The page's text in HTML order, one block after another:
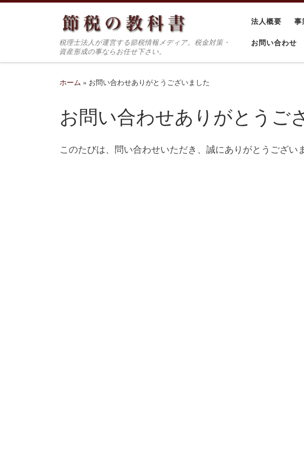
コンテンツへスキップ
税理士法人が運営する節税情報メディア。税金対策・
資産形成の事ならお任せ下さい。
法人概要 事
お問い合わせ
ホーム » お問い合わせありがとうございました
お問い合わせありがとうご
このたびは、問い合わせいただき、誠にありがとうござい